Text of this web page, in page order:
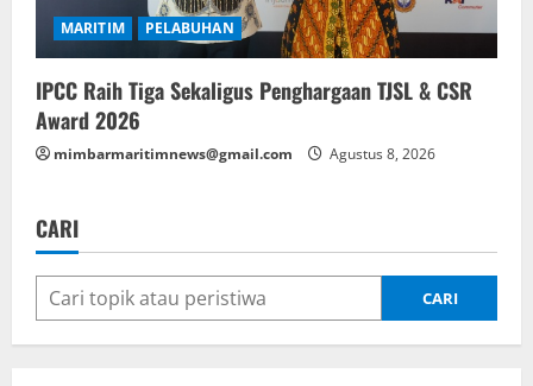
MARITIM PELABUHAN
IPCC Raih Tiga Sekaligus Penghargaan TJSL & CSR
Award 2026
mimbarmaritimnews@gmail.com Agustus 8, 2026
CARI
CARI